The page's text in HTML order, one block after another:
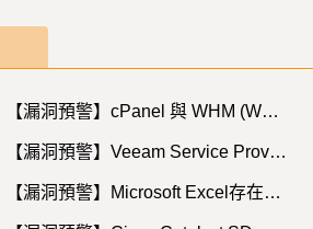
轉知：【漏洞預警】cPanel 與 WHM (WebHost Manager) 存在重大資安漏洞(CVE-2026-58048)。
轉知：【漏洞預警】Veeam Service Provider Console 存在2個重大資安漏洞。
轉知：【漏洞預警】Microsoft Excel存在高風險安全漏洞(CVE-2026-62870)，請儘速確認並進行修補。